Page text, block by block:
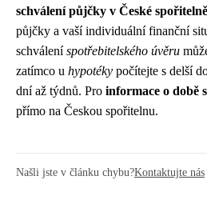
schválení půjčky v České spořitelně
půjčky a vaší individuální finanční
schváleníspotřebitelského úvěru
zatímco u hypotéky počítejte s delší
dní až týdnů. Pro informace o době
přímo na Českou spořitelnu.
Našli jste v článku chybu?Kontaktujte nás